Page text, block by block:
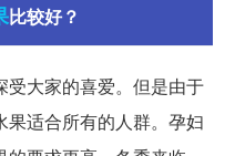
比较好？
受大家的喜爱。但是由于
适合所有的人群。孕妇